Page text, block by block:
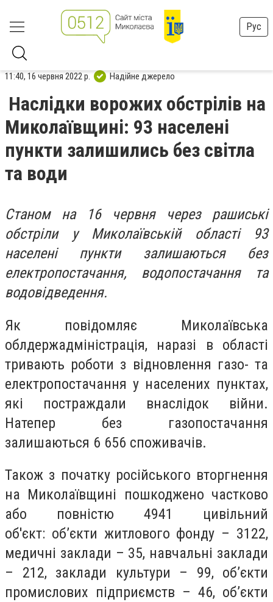
Рус
11:40, 16 червня 2022 р. Надійне джерело
Наслідки ворожих обстрілів на
Миколаївщині: 93 населені
пункти залишились без світла
та води
Станом на 16 червня через рашиські
обстріли у Миколаївській області 93
населені пункти залишаються без
електропостачання, водопостачання та
водовідведення.
Як повідомляє Миколаївська
облдержадміністрація, наразі в області
тривають роботи з відновлення газо- та
електропостачання у населених пунктах,
які постраждали внаслідок війни.
Натепер без газопостачання
залишаються 6 656 споживачів.
Також з початку російського вторгнення
на Миколаївщині пошкоджено частково
або повністю 4941 цивільний
об'єкт: об’єкти житлового фонду – 3122,
медичні заклади – 35, навчальні заклади
– 212, заклади культури – 99, об’єкти
промислових підприємств – 46, об’єкти